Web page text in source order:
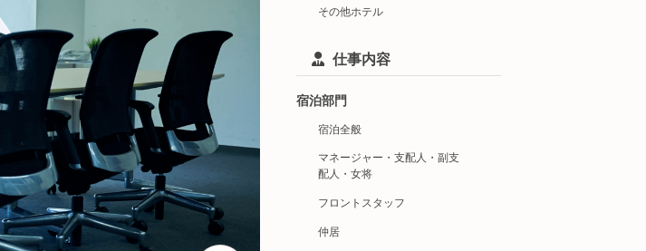
その他ホテル
仕事内容
宿泊部門
宿泊全般
マネージャー・支配人・副支
配人・女将
フロントスタッフ
仲居